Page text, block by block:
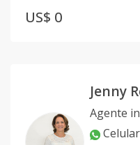
US$ 0
Jenny
Agente